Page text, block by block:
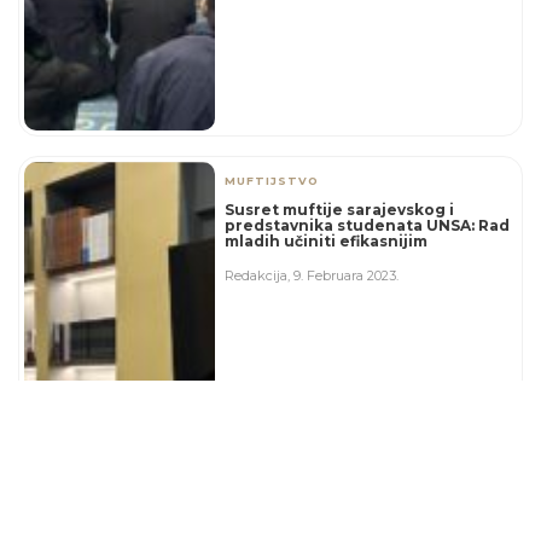
MUFTIJSTVO
Susret muftije sarajevskog i
predstavnika studenata UNSA: Rad
mladih učiniti efikasnijim
Redakcija ,9. Februara 2023.